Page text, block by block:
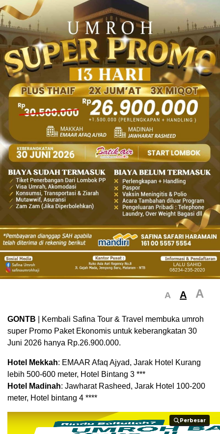
A A A
GONTB
| Kembali Safina Tour & Travel membuka umroh
super Promo Paket Ekonomis untuk keberangkatan 30
Juni 2026 hanya Rp.26.900.000.
Hotel Mekkah: EMAAR Afaq Ajyad, Jarak Hotel Kurang
lebih 500-600 meter, Hotel Bintang 3 ***
Hotel Madinah: Jawharat Rasheed, Jarak Hotel 100-200
meter, Hotel bintang 4 ****
Perbesar
Perbesar